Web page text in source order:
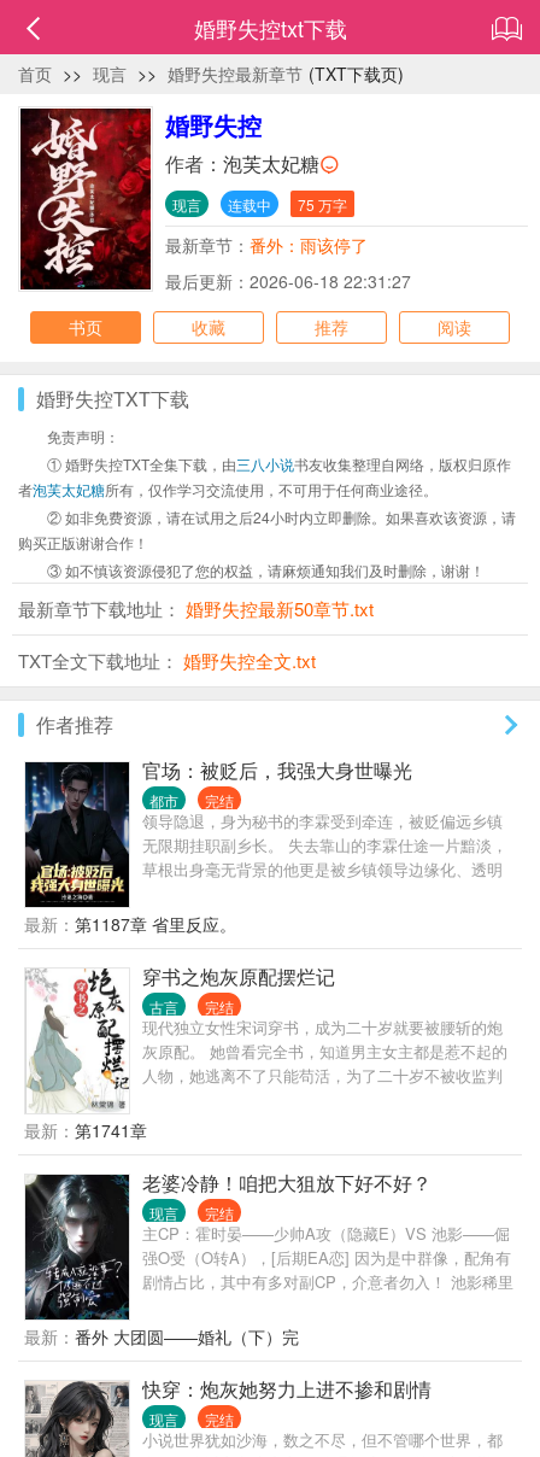
婚野失控txt下载
首页 >> 现言 >> 婚野失控最新章节 (TXT下载页)
婚野失控
作者： 泡芙太妃糖
现言 连载中 75 万字
最新章节： 番外：雨该停了
最后更新：2026-06-18 22:31:27
书页
收藏 推荐 阅读
婚野失控TXT下载
免责声明：
① 婚野失控TXT全集下载，由三八小说书友收集整理自网络，版权归原作
者泡芙太妃糖所有，仅作学习交流使用，不可用于任何商业途径。
② 如非免费资源，请在试用之后24小时内立即删除。如果喜欢该资源，请
购买正版谢谢合作！
③ 如不慎该资源侵犯了您的权益，请麻烦通知我们及时删除，谢谢！
最新章节下载地址： 婚野失控最新50章节.txt
TXT全文下载地址： 婚野失控全文.txt
作者推荐
官场：被贬后，我强大身世曝光
都市 完结
领导隐退，身为秘书的李霖受到牵连，被贬偏远乡镇
无限期挂职副乡长。 失去靠山的李霖仕途一片黯淡，
草根出身毫无背景的他更是被乡镇领导边缘化、透明
时，他的贵人从天而降，自此平步青云，无人能挡。
原来，他最大的靠山，竟然就是他自己！
最新： 第1187章 省里反应。
穿书之炮灰原配摆烂记
古言 完结
现代独立女性宋词穿书，成为二十岁就要被腰斩的炮
灰原配。 她曾看完全书，知道男主女主都是惹不起的
人物，她逃离不了只能苟活，为了二十岁不被收监判
任他东南西北风，我自巍然不动！ 注：本人不擅写甜
最新： 第1741章
老婆冷静！咱把大狙放下好不好？
现言 完结
主CP：霍时晏——少帅A攻（隐藏E）VS 池影——倔
强O受（O转A），[后期EA恋] 因为是中群像，配角有
剧情占比，其中有多对副CP，介意者勿入！ 池影稀里
后，发现这个不友好的鬼世界，好像只针对他。 跟他
一起穿越的室友，不是alpha就是beta，凭什么他一个
大直男却是omega，他真的承受不来啊！ 不过好在，
迟来的金手指也是手指，他来个逆天改命，变成alpha
总行了吧！ 只是他没想到，这依然逃脱不了那个混蛋
的魔爪。 某腹黑的军团少帅，勾唇无情嘲笑：“宝贝，
最新： 番外 大团圆——婚礼（下）完
快穿：炮灰她努力上进不掺和剧情
现言 完结
小说世界犹如沙海，数之不尽，但不管哪个世界，都